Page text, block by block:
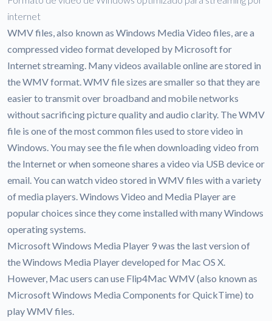
internet
WMV files, also known as Windows Media Video files, are a
compressed video format developed by Microsoft for
Internet streaming. Many videos available online are stored in
the WMV format. WMV file sizes are smaller so that they are
easier to transmit over broadband and mobile networks
without sacrificing picture quality and audio clarity. The WMV
file is one of the most common files used to store video in
Windows. You may see the file when downloading video from
the Internet or when someone shares a video via USB device or
email. You can watch video stored in WMV files with a variety
of media players. Windows Video and Media Player are
popular choices since they come installed with many Windows
operating systems.
Microsoft Windows Media Player 9 was the last version of
the Windows Media Player developed for Mac OS X.
However, Mac users can use Flip4Mac WMV (also known as
Microsoft Windows Media Components for QuickTime) to
play WMV files.